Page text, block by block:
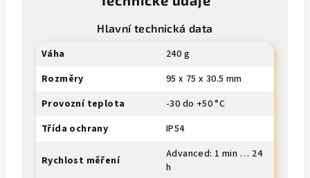
Hlavní technická data
Váha
240 g
Rozměry
95 x 75 x 30.5 mm
Provozní teplota
-30 do +50 °C
Třída ochrany
IP54
Rychlost měření
Advanced: 1 min … 24
h